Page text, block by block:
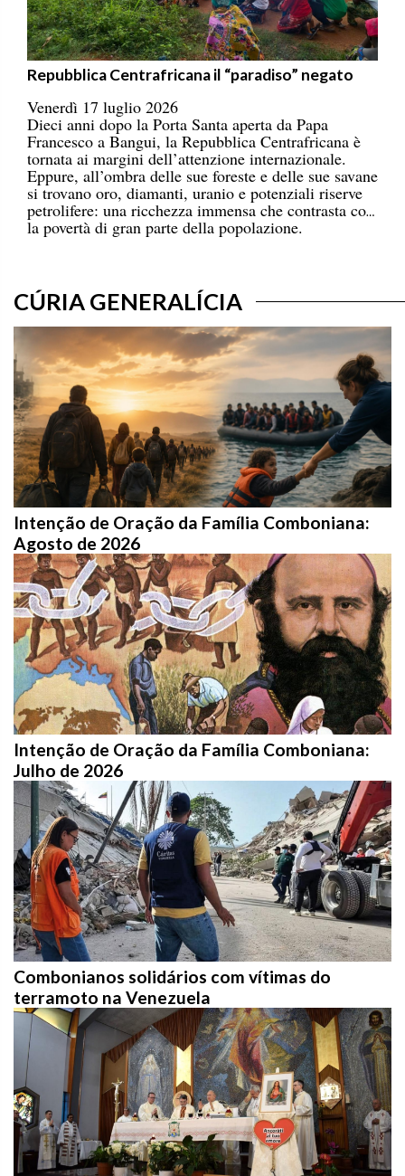
Repubblica Centrafricana il “paradiso” negato
Venerdì 17 luglio 2026
Dieci anni dopo la Porta Santa aperta da Papa
Francesco a Bangui, la Repubblica Centrafricana è
tornata ai margini dell’attenzione internazionale.
Eppure, all’ombra delle sue foreste e delle sue savane
si trovano oro, diamanti, uranio e potenziali riserve
petrolifere: una ricchezza immensa che contrasta con
la povertà di gran parte della popolazione.
CÚRIA GENERALÍCIA
Intenção de Oração da Família Comboniana:
Agosto de 2026
Intenção de Oração da Família Comboniana:
Julho de 2026
Combonianos solidários com vítimas do
terramoto na Venezuela